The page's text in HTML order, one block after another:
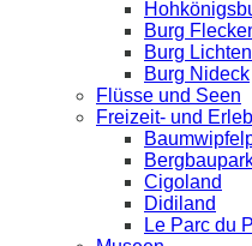
Burg
Burg
Burg Nideck
Flüsse und Seen
Freizeit- und
Cigoland
Didiland
Le Parc du